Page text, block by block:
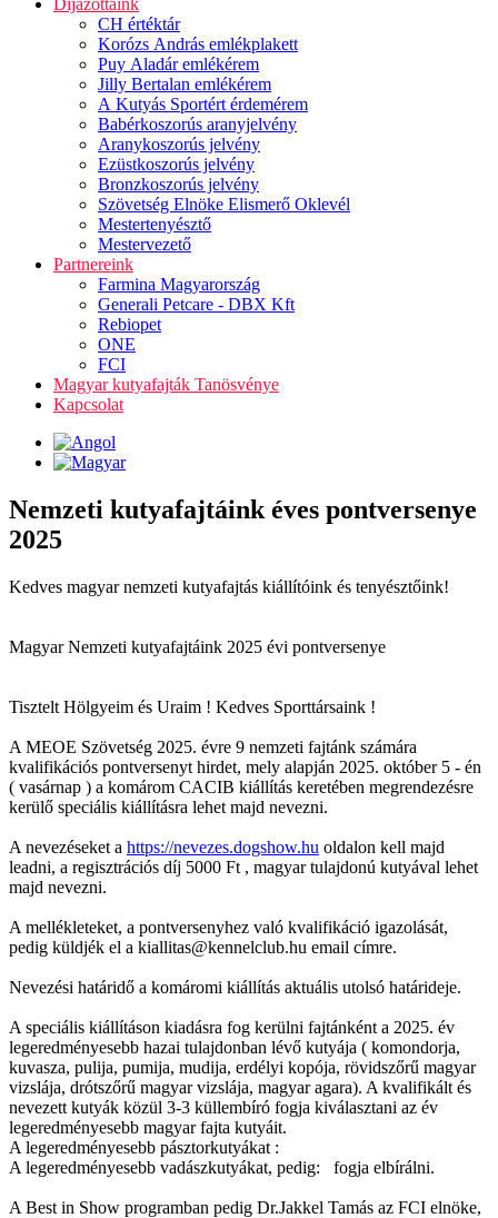
Díjazottaink
CH értéktár
Korózs András emlékplakett
Puy Aladár emlékérem
Jilly Bertalan emlékérem
A Kutyás Sportért érdemérem
Babérkoszorús aranyjelvény
Aranykoszorús jelvény
Ezüstkoszorús jelvény
Bronzkoszorús jelvény
Szövetség Elnöke Elismerő Oklevél
Mestertenyésztő
Mestervezető
Partnereink
Farmina Magyarország
Generali Petcare - DBX Kft
Rebiopet
ONE
FCI
Magyar kutyafajták Tanösvénye
Kapcsolat
Nemzeti kutyafajtáink éves pontversenye
2025
Kedves magyar nemzeti kutyafajtás kiállítóink és tenyésztőink!
Magyar Nemzeti kutyafajtáink 2025 évi pontversenye
Tisztelt Hölgyeim és Uraim ! Kedves Sporttársaink !
A MEOE Szövetség 2025. évre 9 nemzeti fajtánk számára
kvalifikációs pontversenyt hirdet, mely alapján 2025. október 5 - én
( vasárnap ) a komárom CACIB kiállítás keretében megrendezésre
kerülő speciális kiállításra lehet majd nevezni.
A nevezéseket a https://nevezes.dogshow.hu oldalon kell majd
leadni, a regisztrációs díj 5000 Ft , magyar tulajdonú kutyával lehet
majd nevezni.
A mellékleteket, a pontversenyhez való kvalifikáció igazolását,
pedig küldjék el a kiallitas@kennelclub.hu email címre.
Nevezési határidő a komáromi kiállítás aktuális utolsó határideje.
A speciális kiállításon kiadásra fog kerülni fajtánként a 2025. év
legeredményesebb hazai tulajdonban lévő kutyája ( komondorja,
kuvasza, pulija, pumija, mudija, erdélyi kopója, rövidszőrű magyar
vizslája, drótszőrű magyar vizslája, magyar agara). A kvalifikált és
nevezett kutyák közül 3-3 küllembíró fogja kiválasztani az év
legeredményesebb magyar fajta kutyáit.
A legeredményesebb pásztorkutyákat :
A legeredményesebb vadászkutyákat, pedig: fogja elbírálni.
A Best in Show programban pedig Dr.Jakkel Tamás az FCI elnöke,